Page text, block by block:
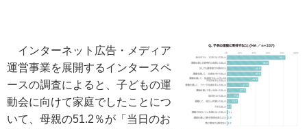
インターネット広告・メディア
運営事業を展開するインタースペ
ースの調査によると、子どもの運
動会に向けて家庭でしたことにつ
いて、母親の51.2％が「当日のお